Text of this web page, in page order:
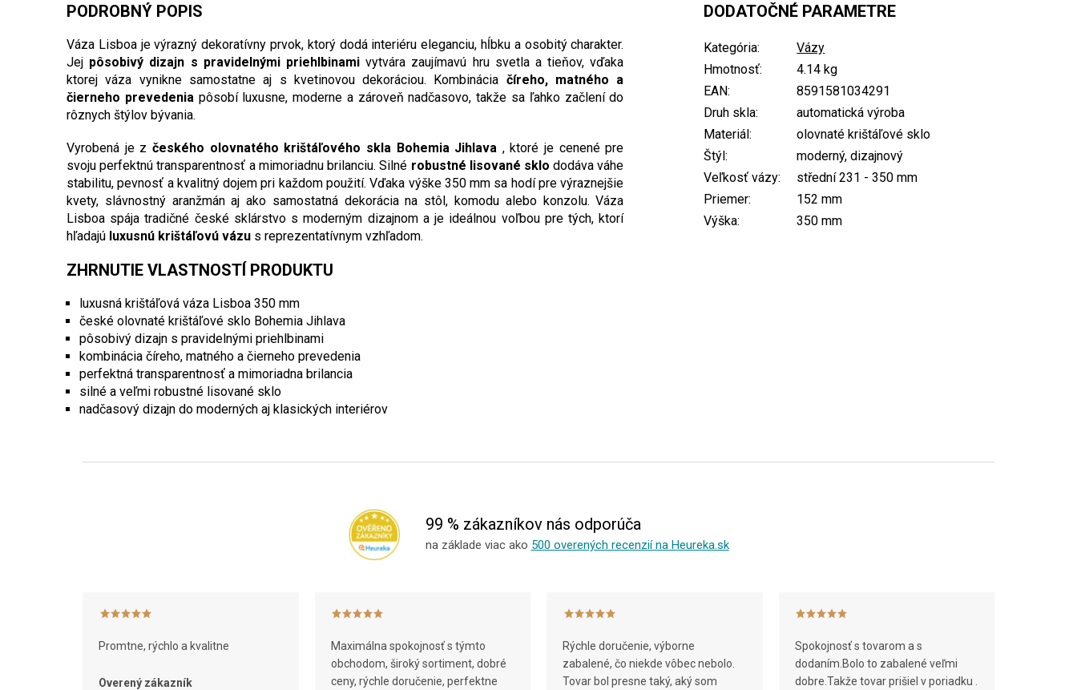
PODROBNÝ POPIS
Váza Lisboa je výrazný dekoratívny prvok, ktorý dodá interiéru eleganciu, hĺbku a osobitý charakter.
Jej pôsobivý dizajn s pravidelnými priehlbinamivytvára zaujímavú hru svetla a tieňov, vďaka
ktorej váza vynikne samostatne aj s kvetinovou dekoráciou. Kombinácia číreho, matného a
čierneho prevedenia pôsobí luxusne, moderne a zároveň nadčasovo, takže sa ľahko začlení do
rôznych štýlov bývania.
Vyrobená je z českého olovnatého krištáľového skla Bohemia Jihlava , ktoré je cenené pre
svoju perfektnú transparentnosť a mimoriadnu brilanciu. Silné robustné lisované sklo dodáva váhe
stabilitu, pevnosť a kvalitný dojem pri každom použití. Vďaka výške 350 mm sa hodí pre výraznejšie
kvety, slávnostný aranžmán aj ako samostatná dekorácia na stôl, komodu alebo konzolu. Váza
Lisboa spája tradičné české sklárstvo s moderným dizajnom a je ideálnou voľbou pre tých, ktorí
hľadajú luxusnú krištáľovú vázu s reprezentatívnym vzhľadom.
ZHRNUTIE VLASTNOSTÍ PRODUKTU
luxusná krištáľová váza Lisboa 350 mm
české olovnaté krištáľové sklo Bohemia Jihlava
pôsobivý dizajn s pravidelnými priehlbinami
kombinácia číreho, matného a čierneho prevedenia
perfektná transparentnosť a mimoriadna brilancia
silné a veľmi robustné lisované sklo
nadčasový dizajn do moderných aj klasických interiérov
DODATOČNÉ PARAMETRE
Kategória:
Vázy
Hmotnosť:
4.14 kg
EAN:
8591581034291
Druh skla:
automatická výroba
Materiál:
olovnaté krištáľové sklo
Štýl:
moderný, dizajnový
Veľkosť vázy:
střední 231 - 350 mm
Priemer:
152 mm
Výška: 350 mm
99 % zákazníkov nás odporúča
na základe viac ako 500 overených recenzií na Heureka.sk
Promtne, rýchlo a kvalitne
Overený zákazník
Maximálna spokojnosť s týmto
obchodom, široký sortiment, dobré
ceny, rýchle doručenie, perfektne
Rýchle doručenie, výborne
zabalené, čo niekde vôbec nebolo.
Tovar bol presne taký, aký som
Spokojnosť s tovarom a s
dodaním.Bolo to zabalené veľmi
dobre.Takže tovar prišiel v poriadku .